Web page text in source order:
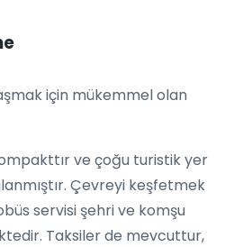
için mükemmel olan
ve çoğu turistik yer
Çevreyi keşfetmek
servisi şehri ve komşu
Taksiler de mevcuttur,